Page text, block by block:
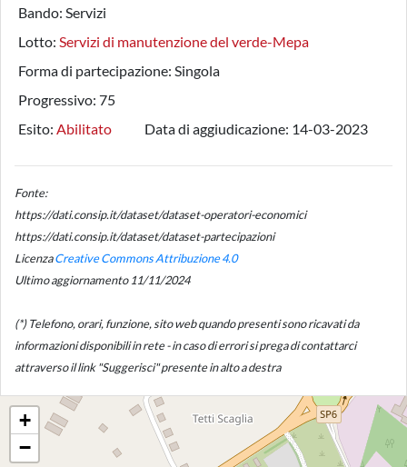
Bando: Servizi
Lotto: Servizi di manutenzione del verde-Mepa
Forma di partecipazione: Singola
Progressivo: 75
Esito: Abilitato Data di aggiudicazione: 14-03-2023
Fonte:
https://dati.consip.it/dataset/dataset-operatori-economici
https://dati.consip.it/dataset/dataset-partecipazioni
LicenzaCreative Commons Attribuzione 4.0
Ultimo aggiornamento 11/11/2024
(*) Telefono, orari, funzione, sito web quando presenti sono ricavati da
informazioni disponibili in rete - in caso di errori si prega di contattarci
attraverso il link "Suggerisci" presente in alto a destra
+
−